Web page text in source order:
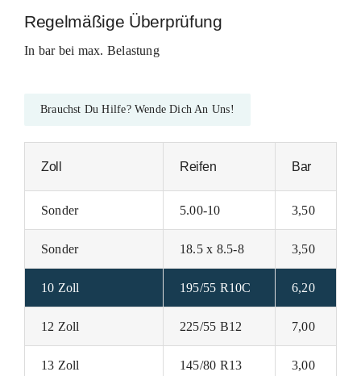
Regelmäßige Überprüfung
In bar bei max. Belastung
Brauchst Du Hilfe? Wende Dich An Uns!
Zoll Reifen Bar
Sonder 5.00-10 3,50
Sonder 18.5 x 8.5-8 3,50
10 Zoll 195/55 R10C 6,20
12 Zoll 225/55 B12 7,00
13 Zoll 145/80 R13 3,00